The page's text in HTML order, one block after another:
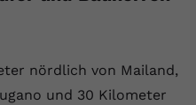
nördlich von Mailand,
und 30 Kilometer
diesen Cookie, um die